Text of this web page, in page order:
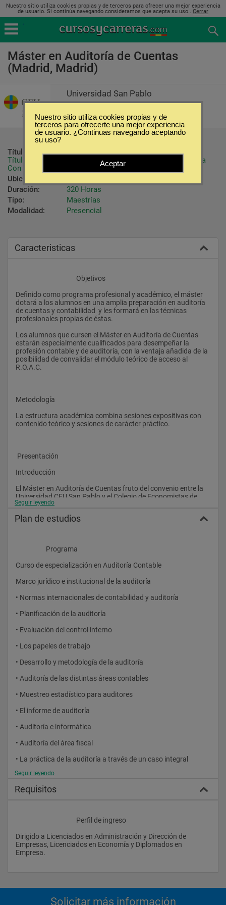
Nuestro sitio utiliza cookies propias y de terceros para ofrecer una mejor experiencia
de usuario. Si continúa navegando consideramos que acepta su uso.. Cerrar
Máster en Auditoría de Cuentas
(Madrid, Madrid)
Universidad San Pablo
Título ofrecido:
Título Máster en Auditoría de Cuentas
Título de Diploma Superior de Especialización en Auditoría
Con
Ubicación:
Duración:
320 Horas
Tipo:
Maestrías
Modalidad:
Presencial
Caracteristicas
					Objetivos
Definido como programa profesional y académico, el máster
dotará a los alumnos en una amplia preparación en auditoría
de cuentas y contabilidad  y les formará en las técnicas
profesionales propias de éstas.
Los alumnos que cursen el Máster en Auditoría de Cuentas
estarán especialmente cualificados para desempeñar la
profesión contable y de auditoría, con la ventaja añadida de la
posibilidad de convalidar el módulo teórico de acceso al
R.O.A.C.
Metodología
La estructura académica combina sesiones expositivas con
contenido teórico y sesiones de carácter práctico.
Presentación
Introducción
El Máster en Auditoría de Cuentas fruto del convenio entre la
Universidad CEU San Pablo y el Colegio de Economistas de
Madrid, tiene como fin la formación práctica de especialistas
manera más eficaz y fundamentada, la dirección o realización
relacionadas con la Auditoría de Cuentas.
Idioma en el que se imparte
Español
Seguir leyendo
Plan de estudios
                    Programa
Curso de especialización en Auditoría Contable
Marco jurídico e institucional de la auditoría
• Normas internacionales de contabilidad y auditoría
• Planificación de la auditoría
• Evaluación del control interno
• Los papeles de trabajo
• Desarrollo y metodología de la auditoría
• Auditoría de las distintas áreas contables
• Muestreo estadístico para auditores
• El informe de auditoría
• Auditoría e informática
• Auditoría del área fiscal
• La práctica de la auditoría a través de un caso integral
Curso de especialización en Contabilidad Superior
Contabilidad de Gestión
• Consolidación de Estados Financieros
Existe la posibilidad de cursar cualquiera de las dos partes del
máster por separado como cursos independientes.
Seguir leyendo
Requisitos
					Perfil de ingreso
Dirigido a Licenciados en Administración y Dirección de
Empresas, Licenciados en Economía y Diplomados en
Empresa.
Solicitar más información
Nuestro sitio utiliza cookies propias y de
terceros para ofrecerte una mejor experiencia
de usuario. ¿Continuas navegando aceptando
su uso?
Aceptar